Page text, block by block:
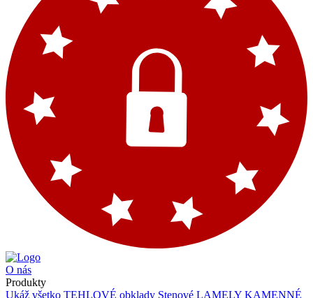
O nás
Produkty
Ukáž všetko TEHLOVÉ obklady Stenové LAMELY KAMENNÉ